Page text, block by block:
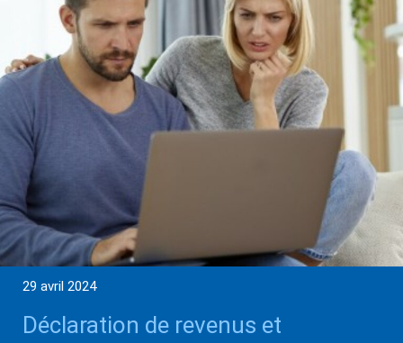
29 avril 2024
Déclaration de revenus et